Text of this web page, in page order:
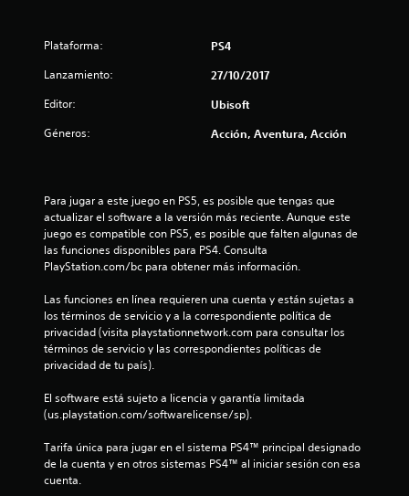
a
d
e
i
n
e
s
Plataforma: PS4
Lanzamiento: 27/10/2017
Editor: Ubisoft
Géneros: Acción, Aventura, Acción
Para jugar a este juego en PS5, es posible que tengas que
actualizar el software a la versión más reciente. Aunque este
juego es compatible con PS5, es posible que falten algunas de
las funciones disponibles para PS4. Consulta
PlayStation.com/bc para obtener más información.
Las funciones en línea requieren una cuenta y están sujetas a
los términos de servicio y a la correspondiente política de
privacidad (visita playstationnetwork.com para consultar los
términos de servicio y las correspondientes políticas de
privacidad de tu país).
El software está sujeto a licencia y garantía limitada
(us.playstation.com/softwarelicense/sp).
Tarifa única para jugar en el sistema PS4™ principal designado
de la cuenta y en otros sistemas PS4™ al iniciar sesión con esa
cuenta.